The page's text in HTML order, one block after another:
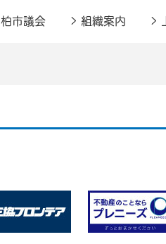
柏市議会 組織案内